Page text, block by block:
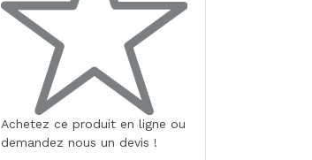
Achetez ce produit en ligne ou
demandez nous un devis !